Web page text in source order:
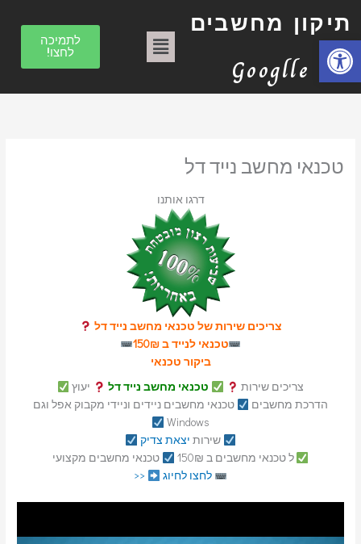
פתח סרגל נגישות
לתוכןתיקון מחשבים
Googlle
תפריט
לתמיכה
לחצו!
טכנאי מחשב נייד דל
דרגו אותנו
צריכים שירות של טכנאי מחשב נייד דל
טכנאי לנייד ב 150₪
ביקור טכנאי
צריכים שירות
טכנאי מחשב נייד דל
יעוץ
הדרכת מחשבים
טכנאי מחשבים ניידים וניידי מקבוק אפל וגם
Windows
שירות יצאת צדיק
ל טכנאי מחשבים ב 150₪
טכנאי מחשבים מקצועי
לחצו לחיוג
<<
ט
ג
ו
ר
ת